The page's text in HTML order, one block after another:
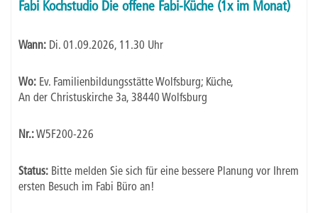
Fabi Kochstudio Die offene Fabi-Küche (1x im Monat)
Wann: Di. 01.09.2026, 11.30 Uhr
Wo: Ev. Familienbildungsstätte Wolfsburg; Küche,
An der Christuskirche 3a, 38440 Wolfsburg
Nr.:W5F200-226
Status: Bitte melden Sie sich für eine bessere Planung vor Ihrem
ersten Besuch im Fabi Büro an!